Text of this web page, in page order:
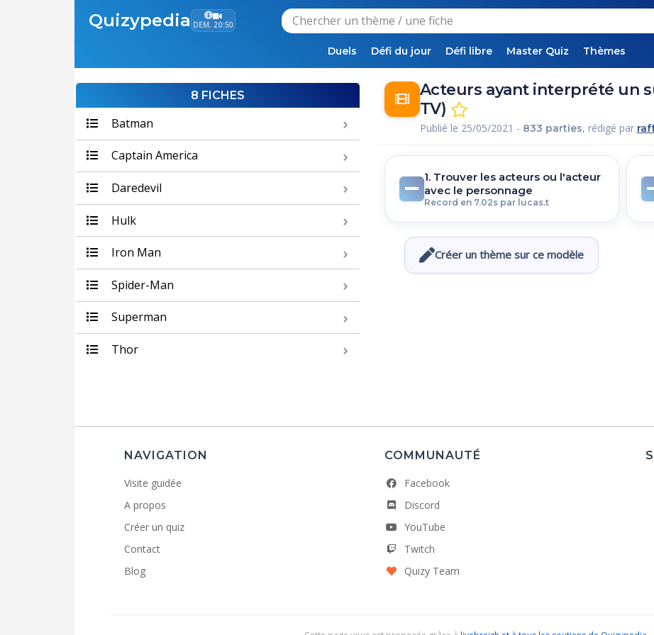
Quizypedia DEM. 20:50
Duels Défi du jour Défi libre Master Quiz Thèmes
8 FICHES
Batman
Captain America
Daredevil
Hulk
Iron Man
Spider-Man
Superman
Thor
Acteurs ayant interprété un
TV)
Publié le 25/05/2021 - 833 parties, rédigé par
1. Trouver les acteurs ou l'acteur
avec le personnage
Record en 7.02s par lucas.t
Créer un thème sur ce modèle
NAVIGATION
Visite guidée
A propos
Créer un quiz
Contact
Blog
COMMUNAUTÉ
Facebook
Discord
YouTube
Twitch
Quizy Team